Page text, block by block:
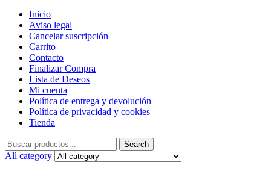
Inicio
Aviso legal
Cancelar suscripción
Carrito
Contacto
Finalizar Compra
Lista de Deseos
Mi cuenta
Política de entrega y devolución
Política de privacidad y cookies
Tienda
Search
for:
Search
All category